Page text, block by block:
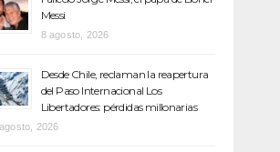
Messi
8 agosto, 2026
Desde Chile, reclaman la reapertura
del Paso Internacional Los
Libertadores: pérdidas millonarias
2026